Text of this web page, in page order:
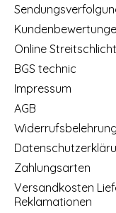
Online
BGS technic
Impressum
AGB
Zahlungsarten
Versandkosten
Reklamationen